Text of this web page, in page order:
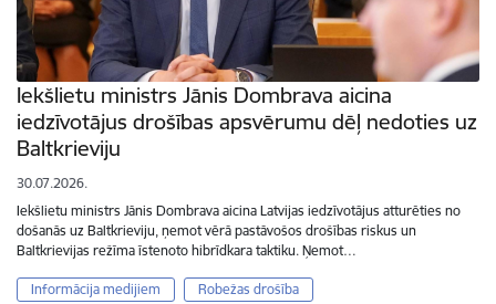
Iekšlietu ministrs Jānis Dombrava aicina
iedzīvotājus drošības apsvērumu dēļ nedoties uz
Baltkrieviju
30.07.2026.
Iekšlietu ministrs Jānis Dombrava aicina Latvijas iedzīvotājus atturēties no
došanās uz Baltkrieviju, ņemot vērā pastāvošos drošības riskus un
Baltkrievijas režīma īstenoto hibrīdkara taktiku. Ņemot…
Informācija medijiem Robežas drošība